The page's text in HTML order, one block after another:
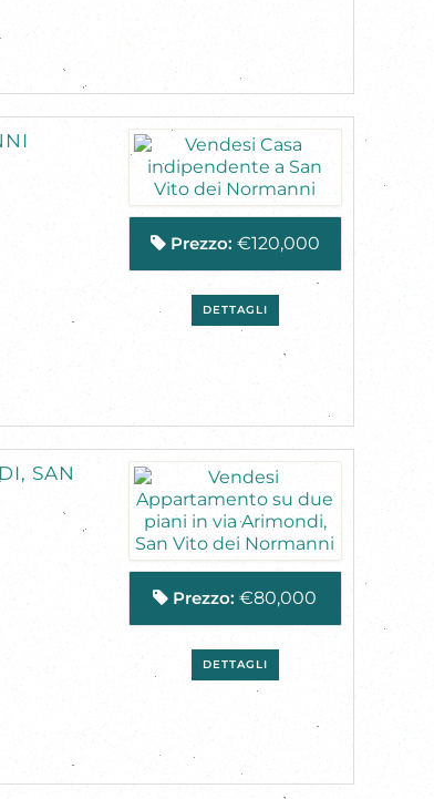
Prezzo: €120,000
DETTAGLI
SAN
Prezzo:€80,000
DETTAGLI